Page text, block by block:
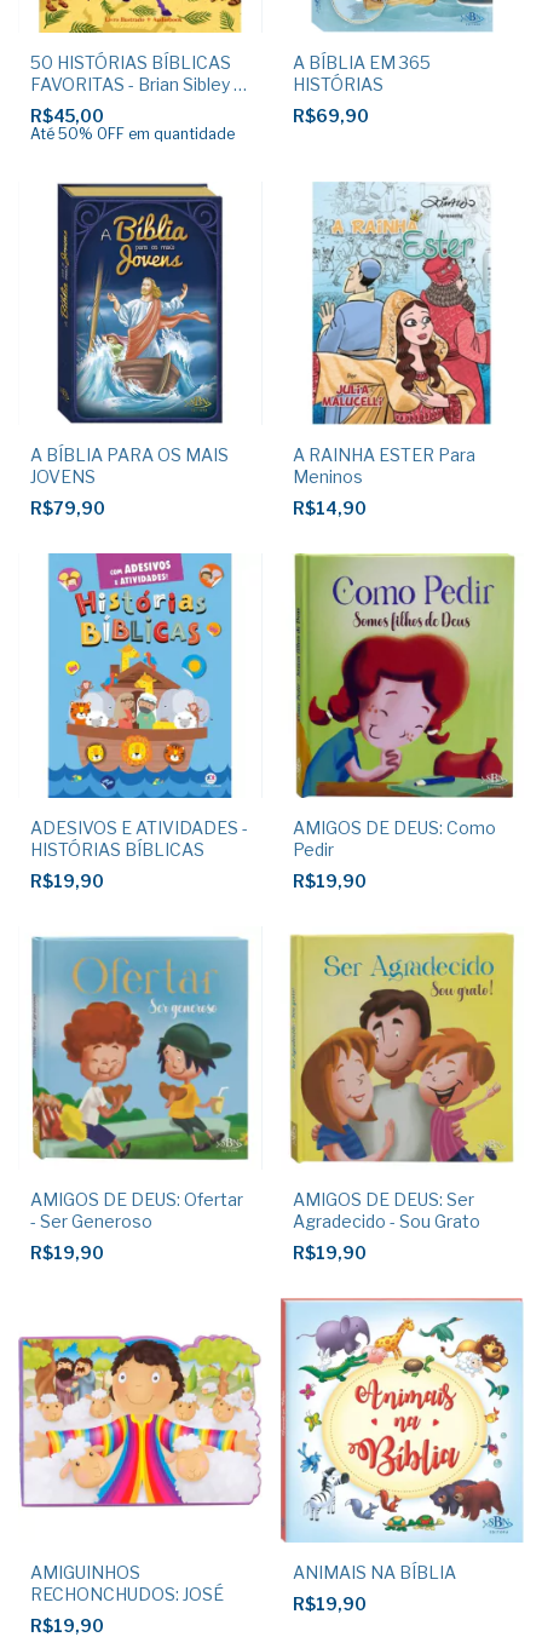
50 HISTÓRIAS BÍBLICAS
FAVORITAS - Brian Sibley e
Stephen Waterhouse
R$45,00
Até 50% OFF em quantidade
A BÍBLIA EM 365
HISTÓRIAS
R$69,90
A BÍBLIA PARA OS MAIS
JOVENS
R$79,90
A RAINHA ESTER Para
Meninos
R$14,90
ADESIVOS E ATIVIDADES -
HISTÓRIAS BÍBLICAS
R$19,90
AMIGOS DE DEUS: Como
Pedir
R$19,90
AMIGOS DE DEUS: Ofertar
- Ser Generoso
R$19,90
AMIGOS DE DEUS: Ser
Agradecido - Sou Grato
R$19,90
AMIGUINHOS
RECHONCHUDOS: JOSÉ
R$19,90
ANIMAIS NA BÍBLIA
R$19,90